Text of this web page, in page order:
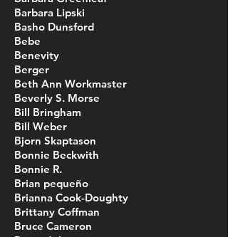
Barbara Lipski
Basho Dunsford
Bebe
Benevity
Berger
Beth Ann Workmaster
Beverly S. Morse
Bill Bringham
Bill Weber
Bjorn Skaptason
Bonnie Beckwith
Bonnie R.
Brian pequeño
Brianna Cook-Doughty
Brittany Coffman
Bruce Cameron